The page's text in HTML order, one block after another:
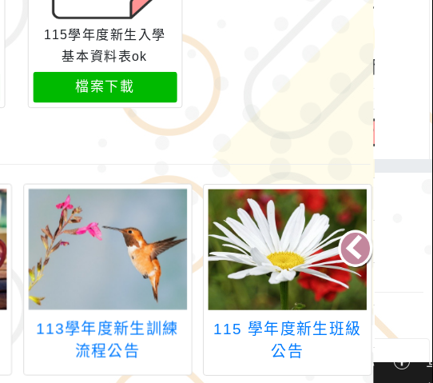
115學年度新生入學
基本資料表ok
檔案下載
113學年度新生訓練
流程公告
115 學年度新生班級
公告